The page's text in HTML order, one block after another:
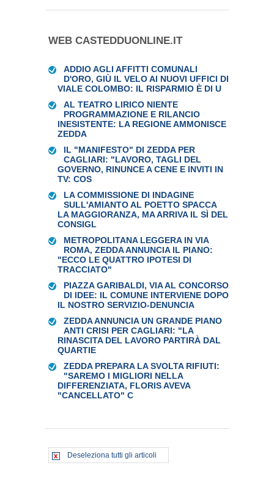
WEB CASTEDDUONLINE.IT
ADDIO AGLI AFFITTI COMUNALI
D'ORO, GIÙ IL VELO AI NUOVI UFFICI DI
VIALE COLOMBO: IL RISPARMIO È DI U
AL TEATRO LIRICO NIENTE
PROGRAMMAZIONE E RILANCIO
INESISTENTE: LA REGIONE AMMONISCE
ZEDDA
IL "MANIFESTO" DI ZEDDA PER
CAGLIARI: "LAVORO, TAGLI DEL
GOVERNO, RINUNCE A CENE E INVITI IN
TV: COS
LA COMMISSIONE DI INDAGINE
SULL'AMIANTO AL POETTO SPACCA
LA MAGGIORANZA, MA ARRIVA IL SÌ DEL
CONSIGL
METROPOLITANA LEGGERA IN VIA
ROMA, ZEDDA ANNUNCIA IL PIANO:
"ECCO LE QUATTRO IPOTESI DI
TRACCIATO"
PIAZZA GARIBALDI, VIA AL CONCORSO
DI IDEE: IL COMUNE INTERVIENE DOPO
IL NOSTRO SERVIZIO-DENUNCIA
ZEDDA ANNUNCIA UN GRANDE PIANO
ANTI CRISI PER CAGLIARI: "LA
RINASCITA DEL LAVORO PARTIRÀ DAL
QUARTIE
ZEDDA PREPARA LA SVOLTA RIFIUTI:
"SAREMO I MIGLIORI NELLA
DIFFERENZIATA, FLORIS AVEVA
"CANCELLATO" C
Deseleziona tutti gli articoli